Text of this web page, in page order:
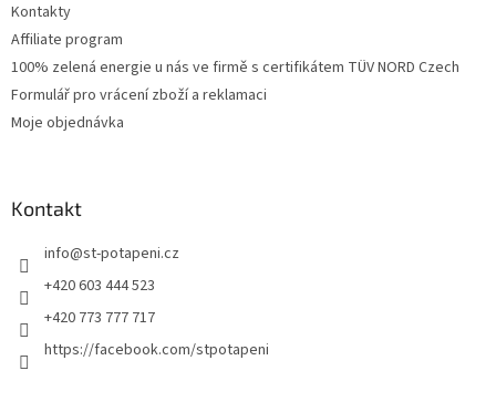
Kontakty
Affiliate program
100% zelená energie u nás ve firmě s certifikátem TÜV NORD Czech
Formulář pro vrácení zboží a reklamaci
Moje objednávka
Kontakt
info@st-potapeni.cz
+420 603 444 523
+420 773 777 717
https://facebook.com/stpotapeni